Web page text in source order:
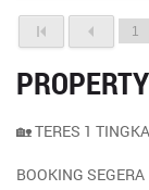
1
🏡 TERES 1
BOOKING